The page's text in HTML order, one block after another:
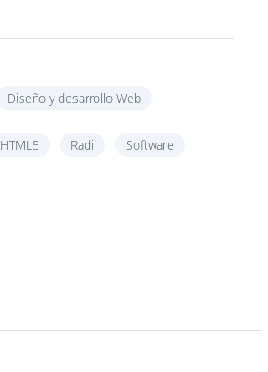
Diseño y desarrollo Web
HTML5 Radi Software